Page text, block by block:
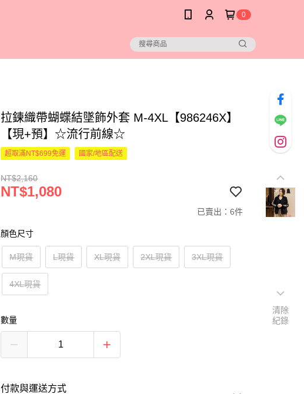
0
拉鍊織帶蝴蝶結墜飾外套 M-4XL【986246X】
【現+預】☆流行前線☆
超取滿NT$699免運 國家/地區配送
NT$2,160
NT$1,080
已賣出：6件
顏色尺寸
M現貨 L現貨 XL現貨 2XL現貨 3XL現貨
4XL現貨
數量
付款與運送方式
清除
紀錄